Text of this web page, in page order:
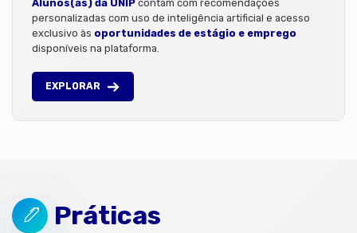
Alunos(as) da UNIP contam com recomendações
personalizadas com uso de inteligência artificial e acesso
exclusivo às oportunidades de estágio e emprego
disponíveis na plataforma.
EXPLORAR
Práticas